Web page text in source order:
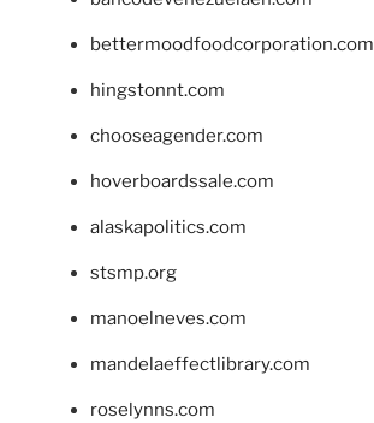
bettermoodfoodcorporation.com
hingstonnt.com
chooseagender.com
hoverboardssale.com
alaskapolitics.com
stsmp.org
manoelneves.com
mandelaeffectlibrary.com
roselynns.com